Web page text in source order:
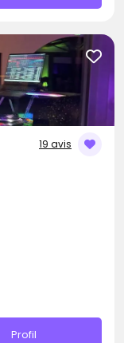
19 avis
Profil